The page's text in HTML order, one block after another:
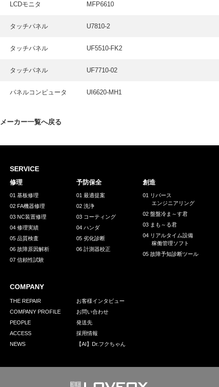
LCDモニタ MFP6610
タッチパネル U7810-2
タッチパネル UF5510-FK2
タッチパネル UF7710-02
パネルコンピュータ UI6620-MH1
メーカー一覧へ戻る
SERVICE
修理
01 基板修理
02 FA機器修理
03 NC装置修理
04 修理実績
05 品質検査
06 故障原因解析
07 信頼性試験
予防保全
01 最適提案
02 洗浄
03 コーティング
04 ハンダ
05 劣化診断
06 計測器校正
創造
01 リバース
エンジニアリング
02 盤盤冷ま～す君
03 まも～る君
04 リアルタイム設備
稼働管理ソフト
05 故障予知診断ツール
COMPANY
THE REPAIR
COMPANY PROFILE
PEOPLE
ACCESS
NEWS
お客様インタビュー
お問い合わせ
発送先
採用情報
【AI】Dr.フクちゃん